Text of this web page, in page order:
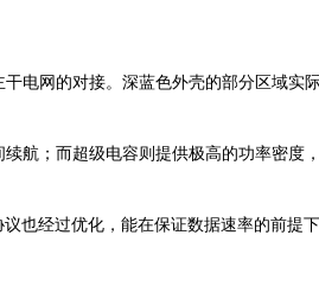
电网的对接。深蓝色外壳的部分区域实
航；而超级电容则提供极高的功率密度
也经过优化，能在保证数据速率的前提